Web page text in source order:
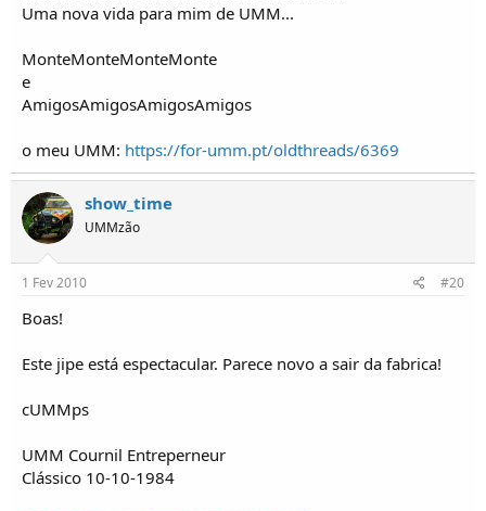
Uma nova vida para mim de UMM...
MonteMonteMonteMonte
e
AmigosAmigosAmigosAmigos
o meu UMM: https://for-umm.pt/oldthreads/6369
show_time
UMMzão
1 Fev 2010 #20
Boas!
Este jipe está espectacular. Parece novo a sair da fabrica!
cUMMps
UMM Cournil Entreperneur
Clássico 10-10-1984